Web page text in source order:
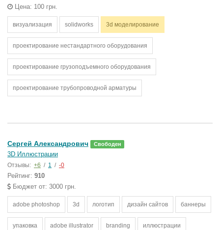
Цена: 100 грн.
визуализация solidworks 3d моделирование
проектирование нестандартного оборудования
проектирование грузоподъемного оборудования
проектирование трубопроводной арматуры
Сергей Александрович Свободен
3D Иллюстрации
Отзывы: +6 / 1 / -0
Рейтинг: 910
Бюджет от: 3000 грн.
adobe photoshop 3d логотип дизайн сайтов баннеры
упаковка adobe illustrator branding иллюстрации